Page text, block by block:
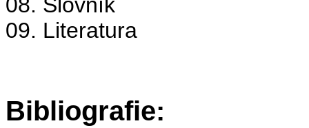
09. Literatura
Bibliografie: